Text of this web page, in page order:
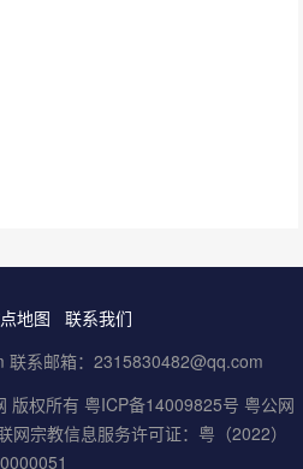
地图
联系我们
联系邮箱：2315830482@qq.com
版权所有 粤ICP备14009825号 粤公网
网宗教信息服务许可证：粤（2022）
0000051